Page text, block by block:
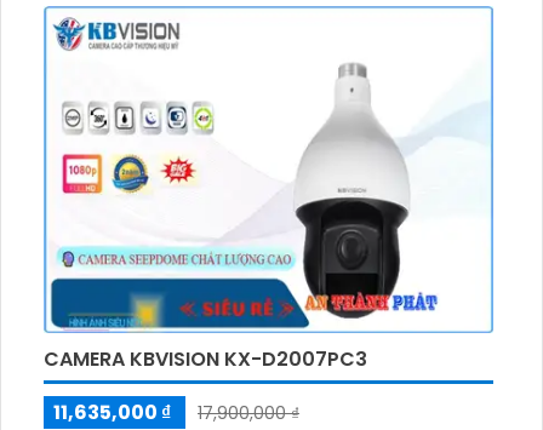
ảnh rõ ràng và chi tiết. Sản phẩm còn hỗ trợ thẻ nhớ
và tính năng hồng ngoại SMD, giúp quan sát hiệu quả
CAMERA KBVISION KX-D2007PC3
11,635,000 ₫
17,900,000 ₫